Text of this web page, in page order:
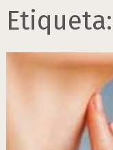
Etiqueta: